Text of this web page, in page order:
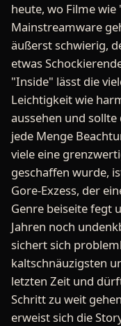
heute, wo Filme
Mainstreamware
äußerst schwierig,
etwas
"Inside" lässt die
Leichtigkeit wie
aussehen und
jede Menge
viele eine
geschaffen wurde,
Gore-Exzess, der
Genre beiseite fegt
Jahren noch
sichert sich
kaltschnäuzigsten
letzten Zeit und
Schritt zu weit
erweist sich die